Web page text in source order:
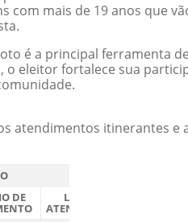
com mais de 19 anos que
é a principal ferramenta
o eleitor fortalece sua
atendimentos itinerantes e
DE LOCAL DE
ATENDIMENTO